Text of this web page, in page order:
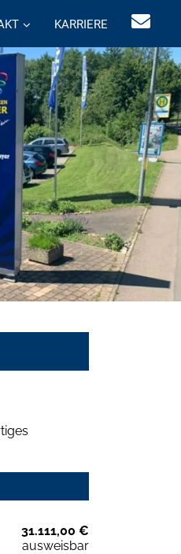
KARRIERE
31.111,00 €
ausweisbar